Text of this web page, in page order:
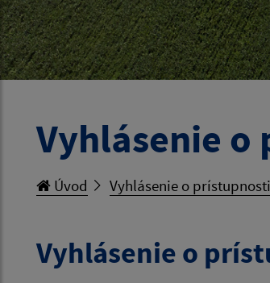
Vyhlásenie
Úvod Vyhlásenie o prístupnosti
Vyhlásenie o